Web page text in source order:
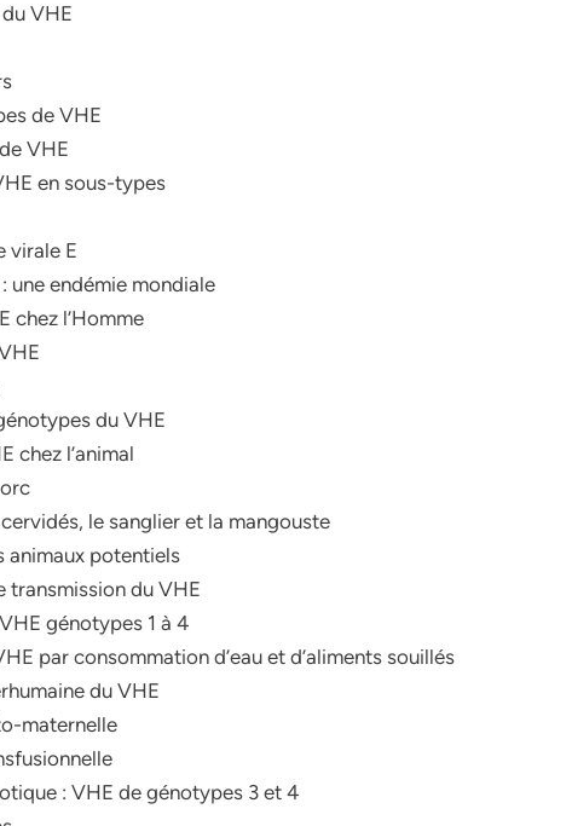
VHE
de VHE
VHE
en sous-types
virale E
une endémie mondiale
chez l’Homme
du VHE
chez l’animal
le sanglier et la mangouste
animaux potentiels
transmission du VHE
génotypes 1 à 4
par consommation d’eau et d’aliments souillés
du VHE
maternelle
: VHE de génotypes 3 et 4